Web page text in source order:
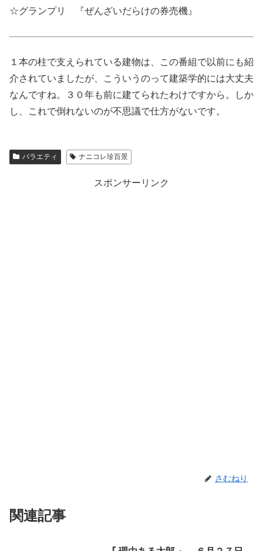
☆グランプリ 『ぜんざいだらけの券売機』
１本の柱で支えられている建物は、この番組で以前にも紹
介されていましたが、こういうのって建築学的には大丈夫
なんですね。３０年も前に建てられたわけですから。しか
し、これで倒れないのが不思議で仕方がないです。
バラエティ ナニコレ珍百景
スポンサーリンク
さむねり
関連記事